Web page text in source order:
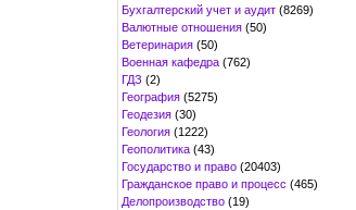
Бухгалтерский учет и аудит (8269)
Валютные отношения (50)
Ветеринария (50)
Военная кафедра (762)
ГДЗ (2)
География (5275)
Геодезия (30)
Геология (1222)
Геополитика (43)
Государство и право (20403)
Гражданское право и процесс (465)
Делопроизводство (19)